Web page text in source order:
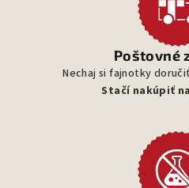
Poštovné
Nechaj si fajnotky
Stačí nakúpiť